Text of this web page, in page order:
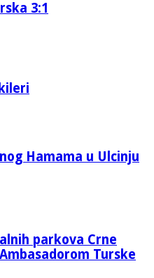
3:1
Hamama u Ulcinju
parkova Crne
Turske